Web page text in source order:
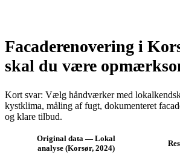
Facaderenovering i
skal du være
Kort svar: Vælg håndværker med
kystklima, måling af fugt, dokumenteret
og klare tilbud.
Original data — Lokal
analyse (Korsør, 2024)